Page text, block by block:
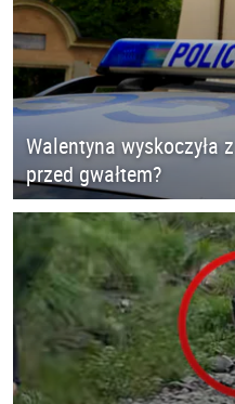
Walentyna wyskoczyła
przed gwałtem?